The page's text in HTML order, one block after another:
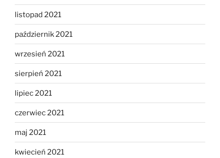
listopad 2021
październik 2021
wrzesień 2021
sierpień 2021
lipiec 2021
czerwiec 2021
maj 2021
kwiecień 2021